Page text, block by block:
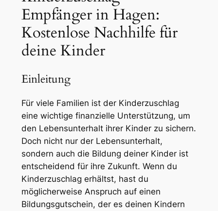
Empfänger in Hagen:
Kostenlose Nachhilfe für
deine Kinder
Einleitung
Für viele Familien ist der Kinderzuschlag
eine wichtige finanzielle Unterstützung, um
den Lebensunterhalt ihrer Kinder zu sichern.
Doch nicht nur der Lebensunterhalt,
sondern auch die Bildung deiner Kinder ist
entscheidend für ihre Zukunft. Wenn du
Kinderzuschlag erhältst, hast du
möglicherweise Anspruch auf einen
Bildungsgutschein, der es deinen Kindern